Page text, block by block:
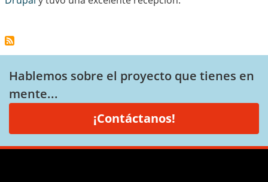
Hablemos sobre el proyecto que tienes en
mente...
¡Contáctanos!